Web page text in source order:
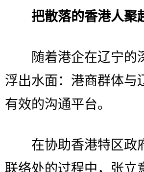
把散落的香港人聚
随着港企在辽宁的
浮出水面：港商群体与
有效的沟通平台。
在协助香港特区政
联络处的过程中，张立